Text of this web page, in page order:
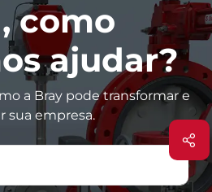
como
ajudar?
a Bray pode transformar e
sua empresa.